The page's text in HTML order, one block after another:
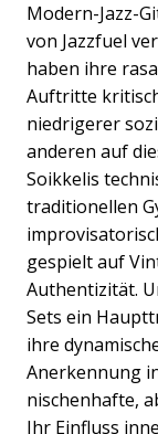
Modern-Jazz-
von Jazzfuel
haben ihre
Auftritte
niedrigerer
anderen auf
Soikkelis
traditionellen
gespielt auf
Authentizität.
Sets ein
ihre
Anerkennung
nischenhafte,
Ihr Einfluss